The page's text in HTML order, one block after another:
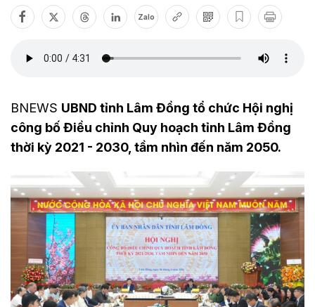
Zalo
BNEWS UBND tỉnh Lâm Đồng tổ chức Hội nghị
công bố Điều chỉnh Quy hoạch tỉnh Lâm Đồng
thời kỳ 2021 - 2030, tầm nhìn đến năm 2050.